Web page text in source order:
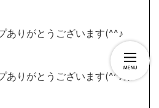
ありがとうございます(^^♪
ありがとうございます(^^♪弟